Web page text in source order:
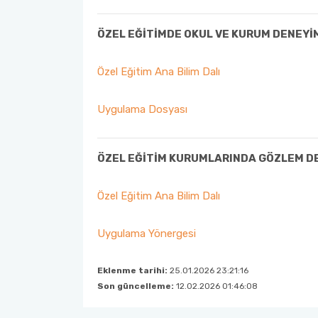
ÖZEL EĞİTİMDE OKUL VE KURUM
Özel Eğitim Ana Bilim Dalı
Uygulama Dosyası
ÖZEL EĞİTİM KURUMLARINDA GÖZLEM
Özel Eğitim Ana Bilim Dalı
Uygulama Yönergesi
Eklenme tarihi: 25.01.2026 23:21:16
Son güncelleme: 12.02.2026 01:46:08